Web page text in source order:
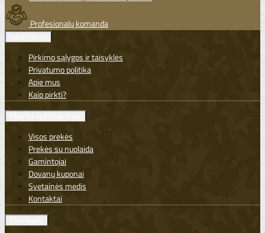
Profesionalų komanda
Pirkimo sąlygos ir taisyklės
Privatumo politika
Apie mus
Kaip pirkti?
Visos prekės
Prekės su nuolaida
Gamintojai
Dovanų kuponai
Svetainės medis
Kontaktai